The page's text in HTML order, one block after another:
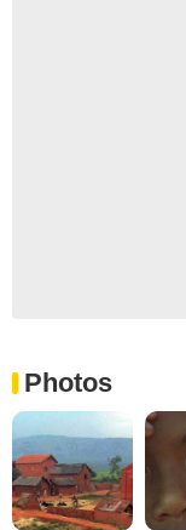
Photos